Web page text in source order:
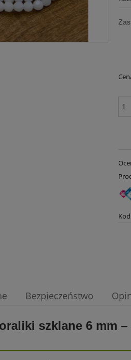
Bezpieczeństwo
szklane 6 mm